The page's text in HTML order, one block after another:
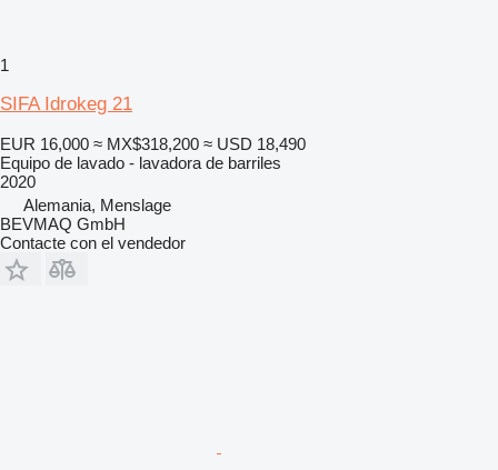
1
SIFA Idrokeg 21
EUR 16,000 ≈ MX$318,200 ≈ USD 18,490
Equipo de lavado - lavadora de barriles
2020
Alemania, Menslage
BEVMAQ GmbH
Contacte con el vendedor